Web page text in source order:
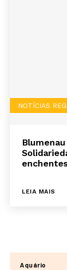
NOTÍCIAS
LEIA MAIS
Aquário